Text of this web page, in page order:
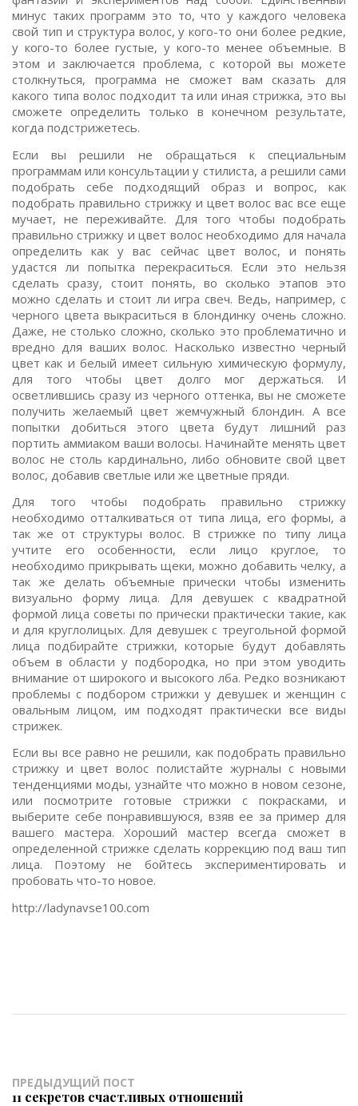
минус таких программ это то, что у каждого человека
свой тип и структура волос, у кого-то они более редкие,
у кого-то более густые, у кого-то менее объемные. В
этом и заключается проблема, с которой вы можете
столкнуться, программа не сможет вам сказать для
какого типа волос подходит та или иная стрижка, это вы
сможете определить только в конечном результате,
когда подстрижетесь.
Если вы решили не обращаться к специальным
программам или консультации у стилиста, а решили сами
подобрать себе подходящий образ и вопрос, как
подобрать правильно стрижку и цвет волос вас все еще
мучает, не переживайте. Для того чтобы подобрать
правильно стрижку и цвет волос необходимо для начала
определить как у вас сейчас цвет волос, и понять
удастся ли попытка перекраситься. Если это нельзя
сделать сразу, стоит понять, во сколько этапов это
можно сделать и стоит ли игра свеч. Ведь, например, с
черного цвета выкраситься в блондинку очень сложно.
Даже, не столько сложно, сколько это проблематично и
вредно для ваших волос. Насколько известно черный
цвет как и белый имеет сильную химическую формулу,
для того чтобы цвет долго мог держаться. И
осветлившись сразу из черного оттенка, вы не сможете
получить желаемый цвет жемчужный блондин. А все
попытки добиться этого цвета будут лишний раз
портить аммиаком ваши волосы. Начинайте менять цвет
волос не столь кардинально, либо обновите свой цвет
волос, добавив светлые или же цветные пряди.
Для того чтобы подобрать правильно стрижку
необходимо отталкиваться от типа лица, его формы, а
так же от структуры волос. В стрижке по типу лица
учтите его особенности, если лицо круглое, то
необходимо прикрывать щеки, можно добавить челку, а
так же делать объемные прически чтобы изменить
визуально форму лица. Для девушек с квадратной
формой лица советы по прически практически такие, как
и для круглолицых. Для девушек с треугольной формой
лица подбирайте стрижки, которые будут добавлять
объем в области у подбородка, но при этом уводить
внимание от широкого и высокого лба. Редко возникают
проблемы с подбором стрижки у девушек и женщин с
овальным лицом, им подходят практически все виды
стрижек.
Если вы все равно не решили, как подобрать правильно
стрижку и цвет волос полистайте журналы с новыми
тенденциями моды, узнайте что можно в новом сезоне,
или посмотрите готовые стрижки с покрасками, и
выберите себе понравившуюся, взяв ее за пример для
вашего мастера. Хороший мастер всегда сможет в
определенной стрижке сделать коррекцию под ваш тип
лица. Поэтому не бойтесь экспериментировать и
пробовать что-то новое.
http://ladynavse100.com
ПРЕДЫДУЩИЙ ПОСТ
11 секретов счастливых отношений